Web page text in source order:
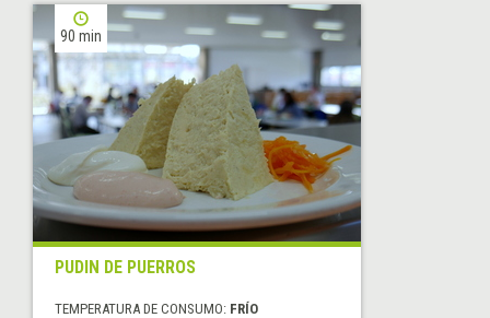
90 min
PUDIN DE PUERROS
TEMPERATURA DE CONSUMO: FRÍO